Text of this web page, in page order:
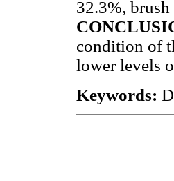
32.3%, brush
condition of
lower levels
Keywords: